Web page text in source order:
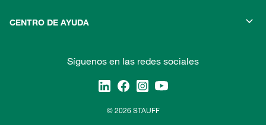
CENTRO DE AYUDA
Síguenos en las redes sociales
© 2026 STAUFF